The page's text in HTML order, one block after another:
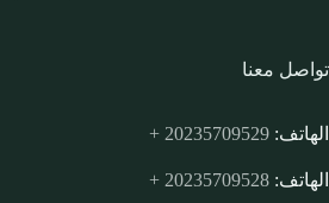
تواصل معنا
الهاتف: 20235709529 +
الهاتف: 20235709528 +